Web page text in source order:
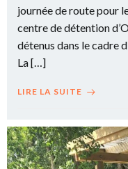
journée de route pour
centre de détention
détenus dans le cadre
La […]
LIRE LA SUITE